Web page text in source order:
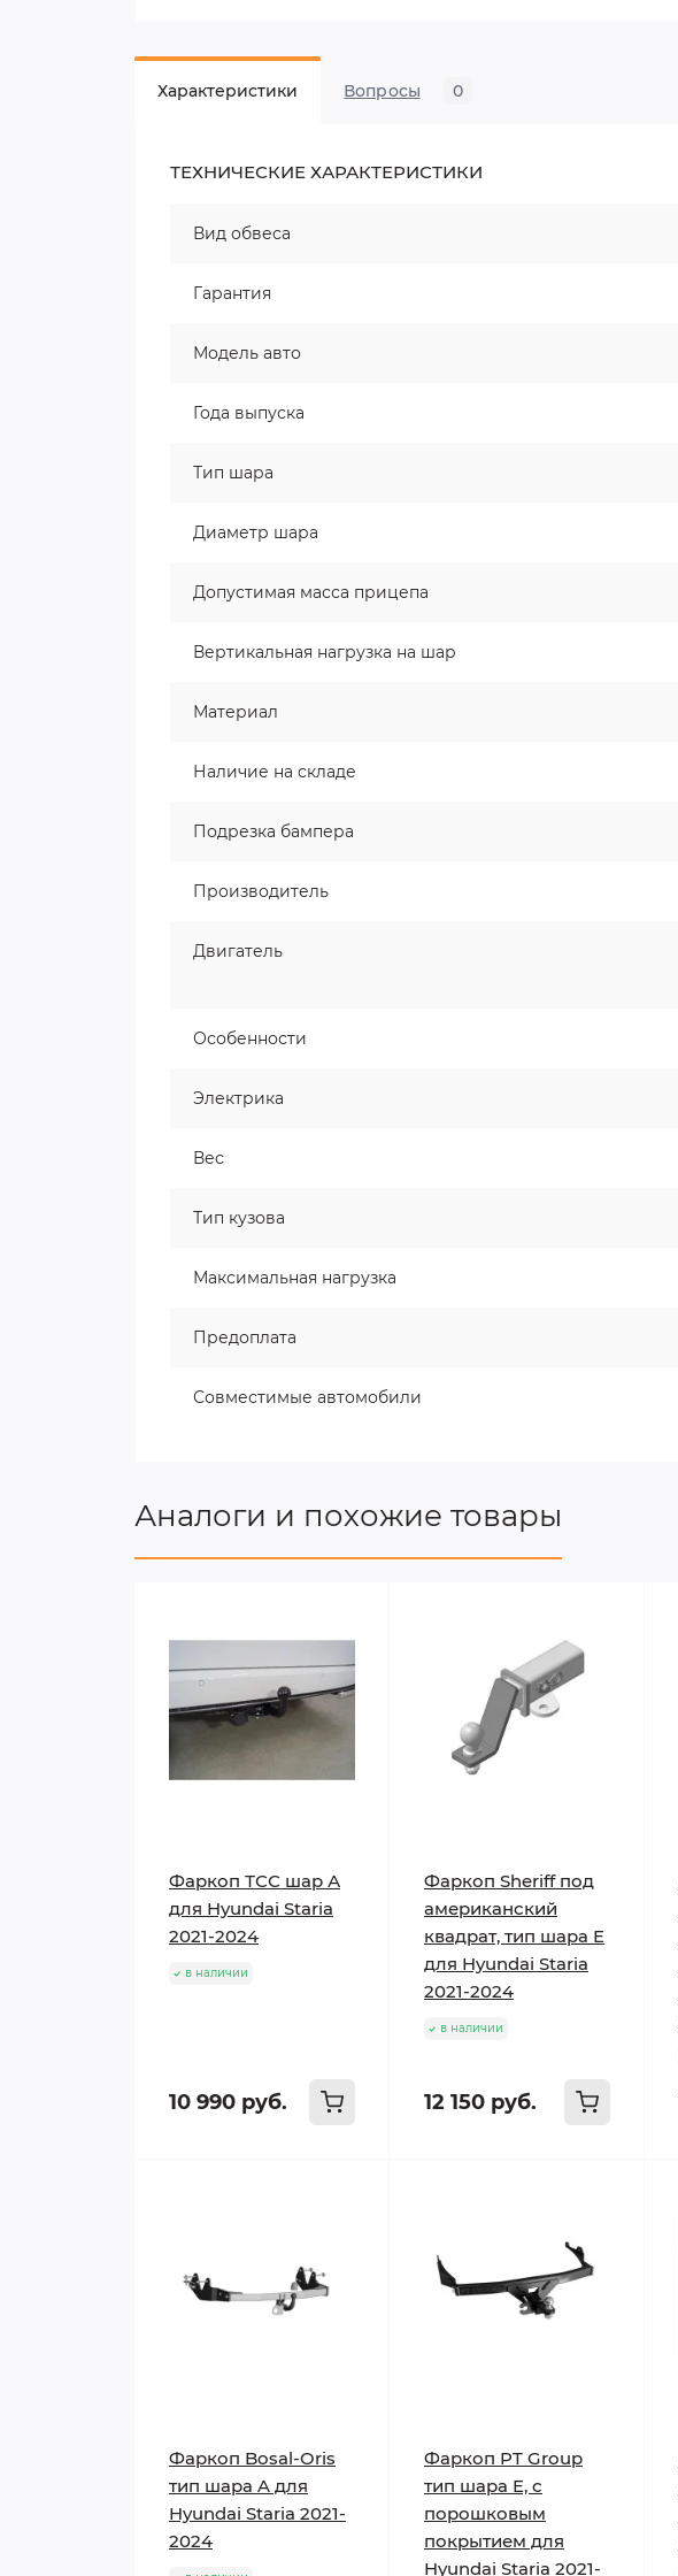
Характеристики Вопросы 0
ТЕХНИЧЕСКИЕ ХАРАКТЕРИСТИКИ
Вид обвеса
Гарантия
Модель авто
Года выпуска
Тип шара
Диаметр шара
Допустимая масса прицепа
Вертикальная нагрузка на шар
Материал
Наличие на складе
Подрезка бампера
Производитель
Двигатель
Особенности
Электрика
Вес
Тип кузова
Максимальная нагрузка
Предоплата
Совместимые автомобили
Аналоги и похожие товары
Фаркоп ТСС шар А
для Hyundai Staria
2021-2024
в наличии
10 990 руб.
Фаркоп Sheriff под
американский
квадрат, тип шара E
для Hyundai Staria
2021-2024
в наличии
12 150 руб.
Фаркоп Bosal-Oris
тип шара A для
Hyundai Staria 2021-
2024
Фаркоп PT Group
тип шара E, с
порошковым
покрытием для
Hyundai Staria 2021-